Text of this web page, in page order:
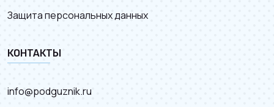
Защита персональных данных
КОНТАКТЫ
info@podguznik.ru